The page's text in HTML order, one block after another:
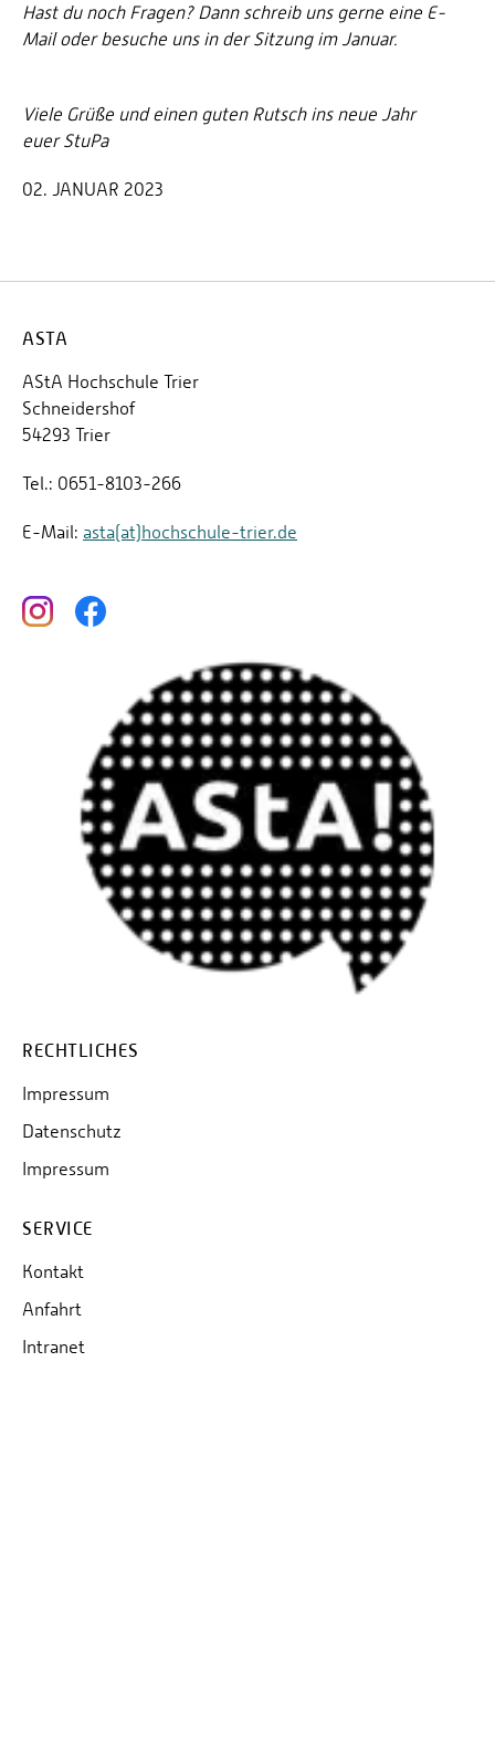
Hast du noch Fragen? Dann schreib uns gerne eine E-
Mail oder besuche uns in der Sitzung im Januar.
Viele Grüße und einen guten Rutsch ins neue Jahr
euer StuPa
02. JANUAR 2023
ASTA
AStA Hochschule Trier
Schneidershof
54293 Trier
Tel.: 0651-8103-266
E-Mail: asta(at)hochschule-trier.de
RECHTLICHES
Impressum
Datenschutz
Impressum
SERVICE
Kontakt
Anfahrt
Intranet